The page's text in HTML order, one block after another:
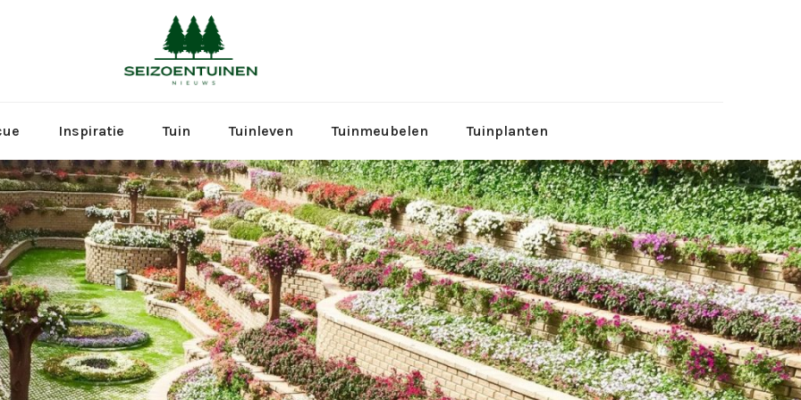
Inspiratie Tuin Tuinleven Tuinmeubelen Tuinplanten